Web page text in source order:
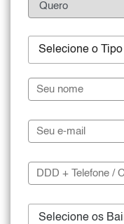
Selecione o Tipo
Selecione os